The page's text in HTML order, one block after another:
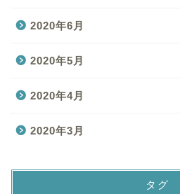
2020年6月
2020年5月
2020年4月
2020年3月
タグ